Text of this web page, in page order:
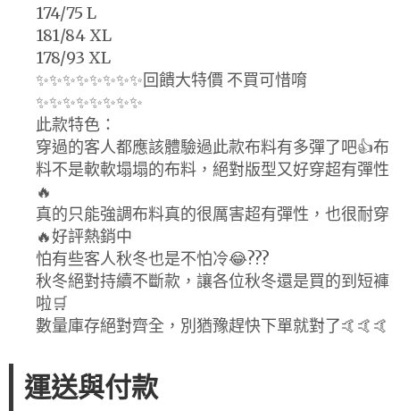
174/75 L
181/84 XL
178/93 XL
✨✨✨✨✨✨✨✨回饋大特價 不買可惜唷
✨✨✨✨✨✨✨✨
此款特色：
穿過的客人都應該體驗過此款布料有多彈了吧👍布
料不是軟軟塌塌的布料，絕對版型又好穿超有彈性
🔥
真的只能強調布料真的很厲害超有彈性，也很耐穿
🔥好評熱銷中
怕有些客人秋冬也是不怕冷😂???
秋冬絕對持續不斷款，讓各位秋冬還是買的到短褲
啦🛒
數量庫存絕對齊全，別猶豫趕快下單就對了🤙🤙🤙
運送與付款